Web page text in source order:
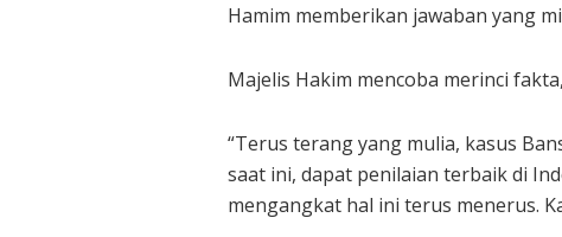
Hamim memberikan jawaban yang
Majelis Hakim mencoba merinci
“Terus terang yang mulia, kasus
saat ini, dapat penilaian terbaik di
mengangkat hal ini terus menerus.